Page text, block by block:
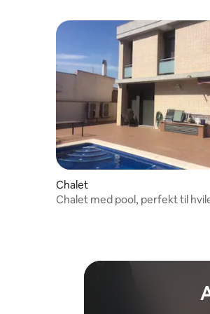
Chalet
Chalet med pool, perfekt til